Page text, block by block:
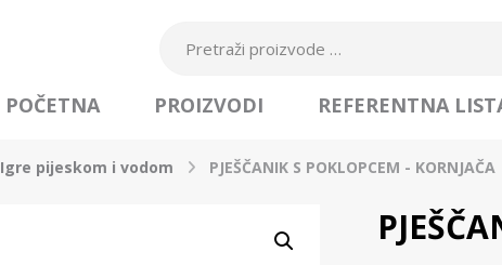
POČETNA PROIZVODI REFERENTNA
Igre pijeskom i vodom PJEŠČANIK S POKLOPCEM - KORNJAČA